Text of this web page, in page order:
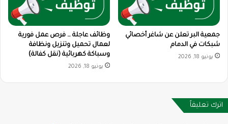
جمعية البر تعلن عن شاغر أخصائي
شبكات في الدمام
يونيو 18, 2026
وظائف عاجلة … فرص عمل فورية
لعمال تحميل وتنزيل ونظافة
وسباكة كهربائية (نقل كفالة)
يونيو 18, 2026
اترك تعليقاً